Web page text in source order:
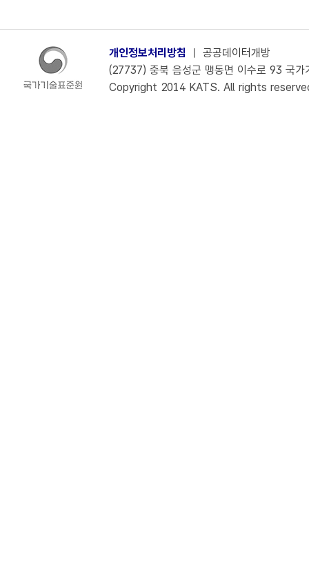
개인정보처리방침 ㅣ 공공데이터개방
(27737) 충북 음성군 맹동면 이수로 93 국
Copyright 2014 KATS. All rights